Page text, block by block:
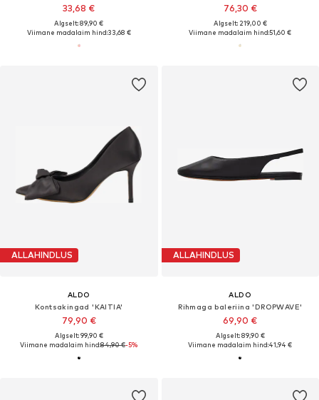
33,68 €
Algselt: 89,90 €
Viimane madalaim hind:33,68 €
76,30 €
Algselt: 219,00 €
Viimane madalaim hind:51,60 €
ALLAHINDLUS
ALDO
Kontsakingad 'KAITIA'
79,90 €
Algselt: 99,90 €
Viimane madalaim hind:84,90 €-5%
ALLAHINDLUS
ALDO
Rihmaga baleriina 'DROPWAVE'
69,90 €
Algselt: 89,90 €
Viimane madalaim hind:41,94 €